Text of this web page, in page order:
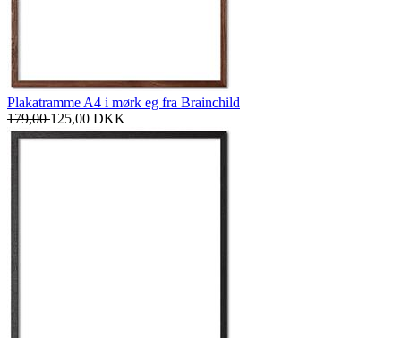
Plakatramme A4 i mørk eg fra Brainchild
179,00125,00 DKK